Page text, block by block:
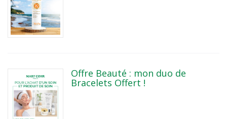
Offre Beauté : mon duo de
Bracelets Offert !